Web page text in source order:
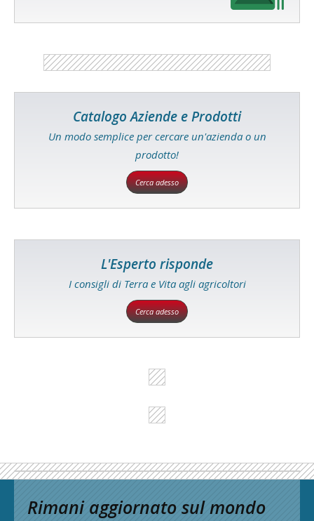
Catalogo Aziende e Prodotti
Un modo semplice per cercare un'azienda o un
prodotto!
Cerca adesso
L'Esperto risponde
I consigli di Terra e Vita agli agricoltori
Cerca adesso
Rimani aggiornato sul mondo